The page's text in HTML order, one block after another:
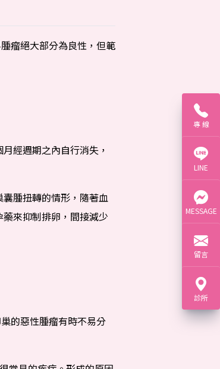
瘤絕大部分為良性，但範
經週期之內自行消失，
腫扭轉的情形，隨著血
來抑制排卵，間接減少
的惡性腫瘤有時不易分
專 線
LINE
MESSAGE
留言
診所